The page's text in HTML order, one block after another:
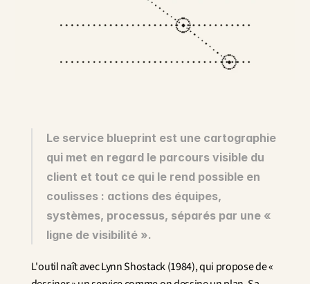
Expérience client & collaborateur
Aérospatial
Défense
Santé & Care
Immobilier
Banque et Assurance
Énergie
Le service blueprint est une cartographie
qui met en regard le parcours visible du
client et tout ce qui le rend possible en
coulisses : actions des équipes,
systèmes, processus, séparés par une «
ligne de visibilité ».
L'outil naît avec Lynn Shostack (1984), qui propose de «